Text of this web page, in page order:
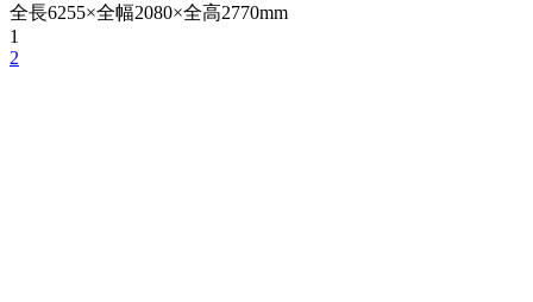
全長6255×全幅2080×全高2770mm
1
2